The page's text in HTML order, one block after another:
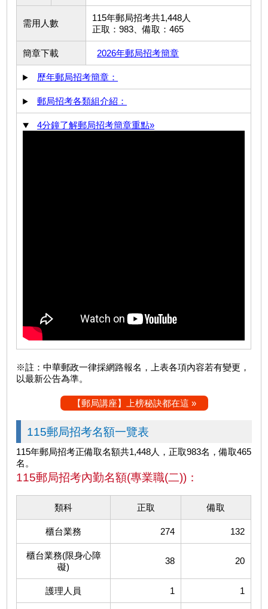
需用人數
115年郵局招考共1,448人
正取：983、備取：465
簡章下載 2026年郵局招考簡章
歷年郵局招考簡章：
郵局招考各類組介紹：
4分鐘了解郵局招考簡章重點»
※註：中華郵政一律採網路報名，上表各項內容若有變更，
以最新公告為準。
【郵局講座】上榜秘訣都在這 »
115郵局招考名額一覽表
115年郵局招考正備取名額共1,448人，正取983名，備取465
名。
115郵局招考內勤名額(專業職(二))：
類科 正取 備取
櫃台業務 274 132
櫃台業務(限身心障
礙)
38 20
護理人員 1 1